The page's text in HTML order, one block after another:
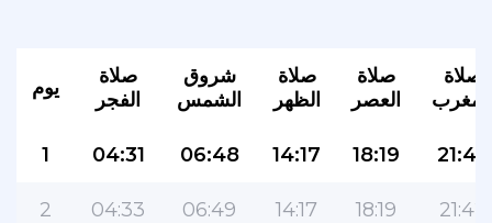
يوم
صلاة
الفجر
شروق
الشمس
صلاة
الظهر
صلاة
العصر
صلاة
المغرب
1 04:31 06:48 14:17 18:19 21:43
2 04:33 06:49 14:17 18:19 21:42